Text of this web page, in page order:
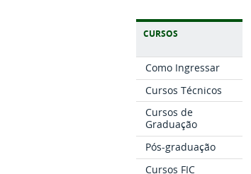
CURSOS
Como Ingressar
Cursos Técnicos
Cursos de
Graduação
Pós-graduação
Cursos FIC